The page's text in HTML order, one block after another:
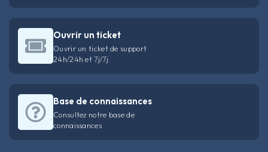
Ouvrir un ticket
Ouvrir un ticket de support
24h/24h et 7j/7j
Base de connaissances
Consultez notre base de
connaissances